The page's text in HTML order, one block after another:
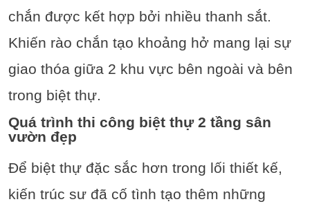
chắn được kết hợp bởi nhiều thanh sắt.
Khiến rào chắn tạo khoảng hở mang lại sự
giao thóa giữa 2 khu vực bên ngoài và bên
trong biệt thự.
Quá trình thi công biệt thự 2 tầng sân
vườn đẹp
Để biệt thự đặc sắc hơn trong lối thiết kế,
kiến trúc sư đã cố tình tạo thêm những